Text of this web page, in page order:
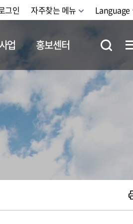
그인 자주찾는 메뉴 Language
업 홍보센터